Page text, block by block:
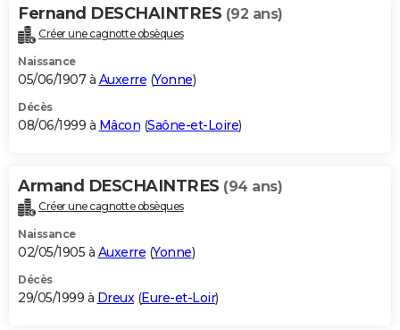
Fernand DESCHAINTRES (92 ans)
Créer une cagnotte obsèques
Naissance
05/06/1907 à Auxerre (Yonne)
Décès
08/06/1999 à Mâcon (Saône-et-Loire)
Armand DESCHAINTRES (94 ans)
Créer une cagnotte obsèques
Naissance
02/05/1905 à Auxerre (Yonne)
Décès
29/05/1999 à Dreux(Eure-et-Loir)